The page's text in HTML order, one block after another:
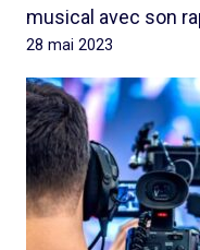
musical avec son
28 mai 2023